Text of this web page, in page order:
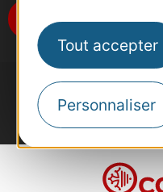
Tout accepter
Personnaliser
Je m'abonne